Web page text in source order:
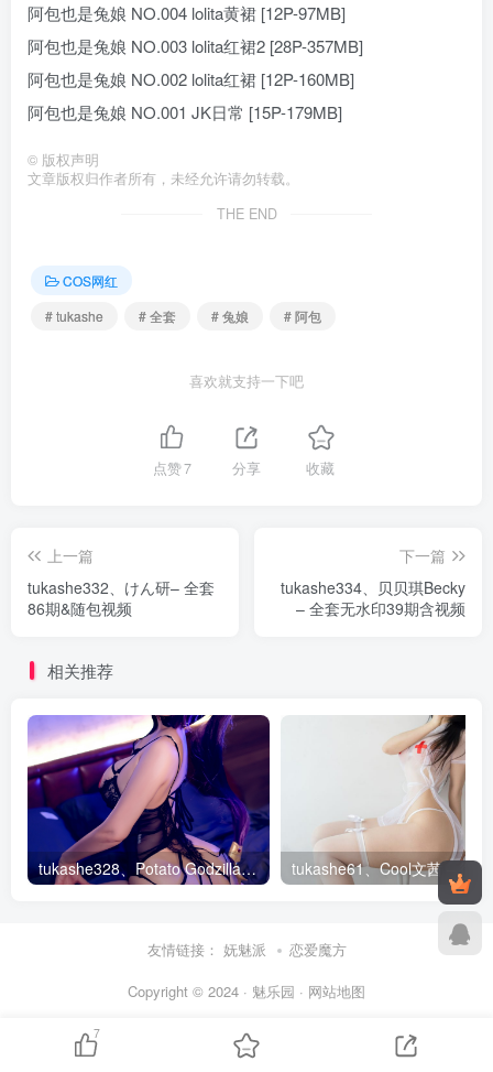
阿包也是兔娘 NO.004 lolita黄裙 [12P-97MB]
阿包也是兔娘 NO.003 lolita红裙2 [28P-357MB]
阿包也是兔娘 NO.002 lolita红裙 [12P-160MB]
阿包也是兔娘 NO.001 JK日常 [15P-179MB]
© 版权声明
文章版权归作者所有，未经允许请勿转载。
THE END
COS网红
# tukashe
# 全套 # 兔娘 # 阿包
喜欢就支持一下吧
点赞7 分享 收藏
上一篇
tukashe332、けん研– 全套
86期&随包视频
下一篇
tukashe334、贝贝琪Becky
– 全套无水印39期含视频
相关推荐
tukashe328、Potato Godzilla – 全套154期&随包视频
友情链接： 妩魅派
恋爱魔方
Copyright © 2024 · 魅乐园 · 网站地图
7